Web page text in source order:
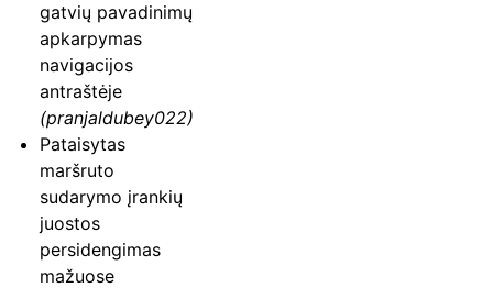
gatvių pavadinimų
apkarpymas
navigacijos
antraštėje
(pranjaldubey022)
Pataisytas
maršruto
sudarymo įrankių
juostos
persidengimas
mažuose